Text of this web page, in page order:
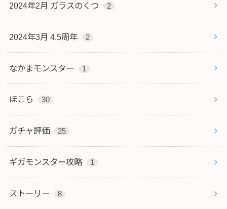
2024年2月 ガラスのくつ 2
2024年3月 4.5周年 2
なかまモンスター 1
ほこら 30
ガチャ評価 25
ギガモンスター攻略 1
ストーリー 8